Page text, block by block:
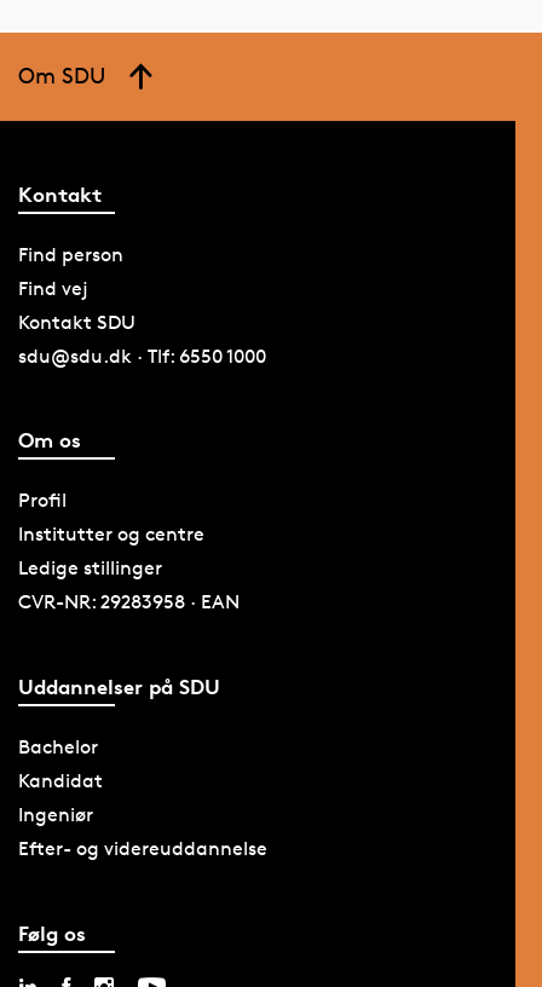
Om SDU
Kontakt
Find person
Find vej
Kontakt SDU
sdu@sdu.dk · Tlf: 6550 1000
Om os
Profil
Institutter og centre
Ledige stillinger
CVR-NR: 29283958 · EAN
Uddannelser på SDU
Bachelor
Kandidat
Ingeniør
Efter- og videreuddannelse
Følg os